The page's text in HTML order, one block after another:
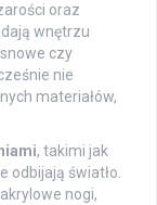
oraz
wnętrzu
czy
nie
materiałów,
, takimi jak
odbijają światło.
nogi,